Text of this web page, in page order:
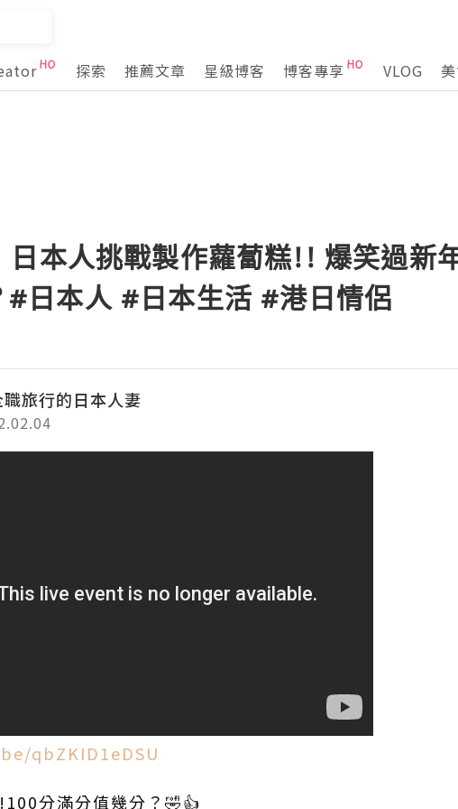
探索 推薦文章 星級博客 博客專享 VLOG
日本人挑戰製作蘿蔔糕!! 爆笑過新
#日本人 #日本生活 #港日情侶
旅行的日本人妻
qbZKID1eDSU
分滿分值幾分？🤣👍